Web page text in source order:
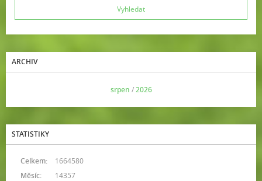
ARCHIV
srpen /2026
STATISTIKY
Celkem:
1664580
Měsíc:
14357